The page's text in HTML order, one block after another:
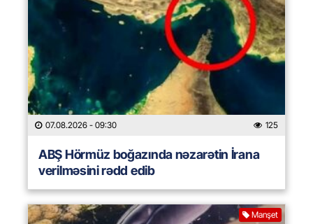
07.08.2026 - 09:30 125
ABŞ Hörmüz boğazında nəzarətin İrana
verilməsini rədd edib
Manşet